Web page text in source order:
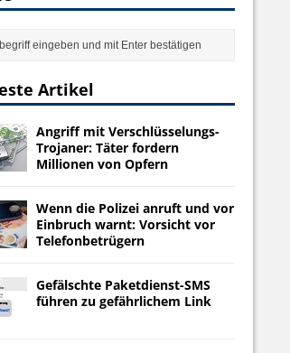
Artikel
Angriff mit Verschlüsselungs-
Trojaner: Täter fordern
Millionen von Opfern
Wenn die Polizei anruft und vor
Einbruch warnt: Vorsicht vor
Telefonbetrügern
Gefälschte Paketdienst-SMS
führen zu gefährlichem Link